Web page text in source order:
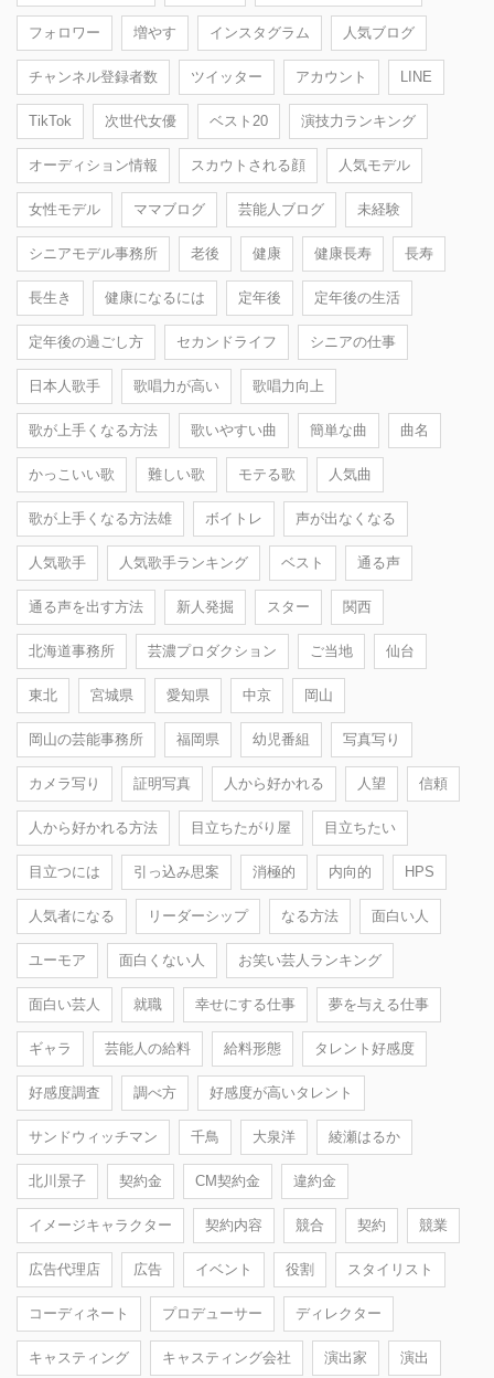
フォロワー 増やす インスタグラム 人気ブログ
チャンネル登録者数 ツイッター アカウント LINE
TikTok 次世代女優 ベスト20 演技力ランキング
オーディション情報 スカウトされる顔 人気モデル
女性モデル ママブログ 芸能人ブログ 未経験
シニアモデル事務所 老後 健康 健康長寿 長寿
長生き 健康になるには 定年後 定年後の生活
定年後の過ごし方 セカンドライフ シニアの仕事
日本人歌手 歌唱力が高い 歌唱力向上
歌が上手くなる方法 歌いやすい曲 簡単な曲 曲名
かっこいい歌 難しい歌 モテる歌 人気曲
歌が上手くなる方法雄 ボイトレ 声が出なくなる
人気歌手 人気歌手ランキング ベスト 通る声
通る声を出す方法 新人発掘 スター 関西
北海道事務所 芸濃プロダクション ご当地 仙台
東北 宮城県 愛知県 中京 岡山
岡山の芸能事務所 福岡県 幼児番組 写真写り
カメラ写り 証明写真 人から好かれる 人望 信頼
人から好かれる方法 目立ちたがり屋 目立ちたい
目立つには 引っ込み思案 消極的 内向的 HPS
人気者になる リーダーシップ なる方法 面白い人
ユーモア 面白くない人 お笑い芸人ランキング
面白い芸人 就職 幸せにする仕事 夢を与える仕事
ギャラ 芸能人の給料 給料形態 タレント好感度
好感度調査 調べ方 好感度が高いタレント
サンドウィッチマン 千鳥 大泉洋 綾瀬はるか
北川景子 契約金 CM契約金 違約金
イメージキャラクター 契約内容 競合 契約 競業
広告代理店 広告 イベント 役割 スタイリスト
コーディネート プロデューサー ディレクター
キャスティング キャスティング会社 演出家 演出